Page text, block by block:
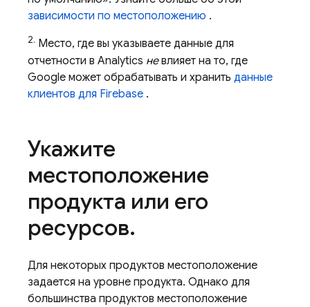
зависимости по местоположению .
2. Место, где вы указываете данные для
отчетности в Analytics невлияет на то, где
Google может обрабатывать и хранить данные
клиентов для Firebase .
Укажите
местоположение
продукта или его
ресурсов.
Для некоторых продуктов местоположение
задается на уровне продукта. Однако для
большинства продуктов местоположение